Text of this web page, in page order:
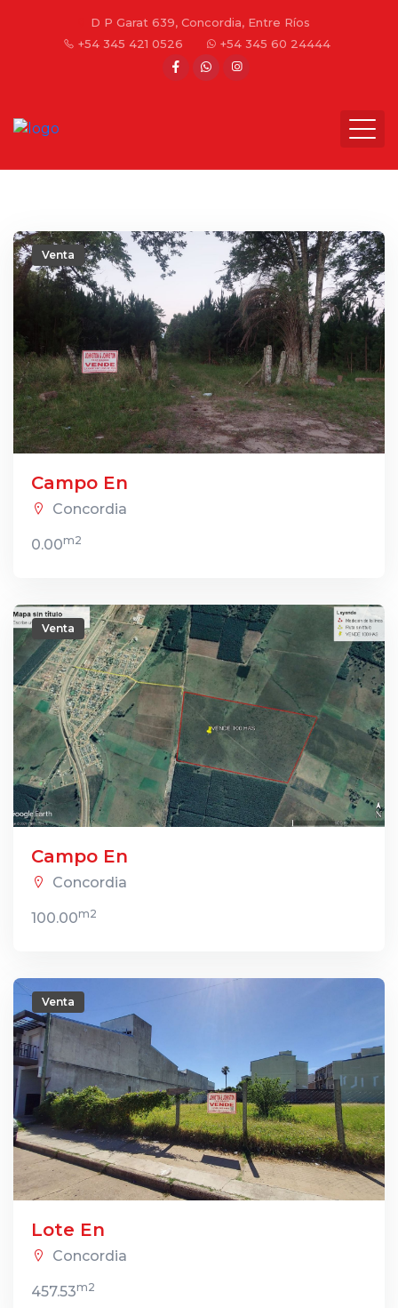
D P Garat 639, Concordia, Entre Ríos
+54 345 421 0526
+54 345 60 24444
Venta
Campo En
Concordia
0.00m2
Venta
Campo En
Concordia
100.00m2
Venta
Lote En
Concordia
457.53m2